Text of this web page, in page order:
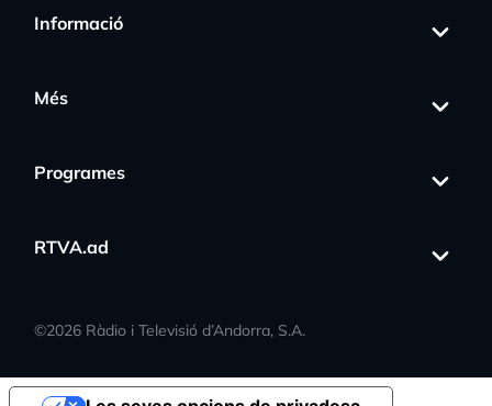
Informació
Més
Programes
RTVA.ad
©2026 Ràdio i Televisió d’Andorra, S.A.